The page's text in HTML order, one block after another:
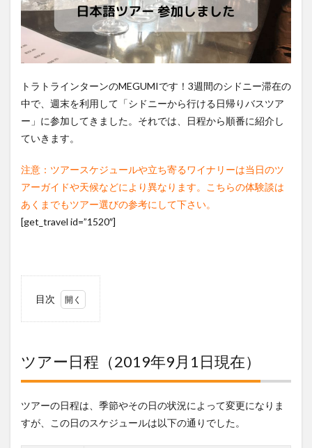
トラトラインターンのMEGUMIです！3週間のシドニー滞在の
中で、週末を利用して「シドニーから行ける日帰りバスツア
ー」に参加してきました。それでは、日程から順番に紹介し
ていきます。
注意：ツアースケジュールや立ち寄るワイナリーは当日のツ
アーガイドや天候などにより異なります。こちらの体験談は
あくまでもツアー選びの参考にして下さい。
[get_travel id=”1520″]
目次
（2019
年9月1
日現
いよ
ツアー日程（2019年9月1日現在）
ツアーの日程は、季節やその日の状況によって変更になりま
すが、この日のスケジュールは以下の通りでした。